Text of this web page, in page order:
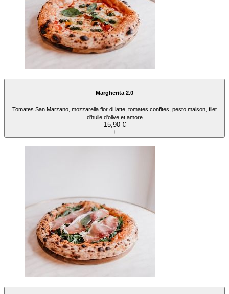
Margherita 2.0
Tomates San Marzano, mozzarella fior di latte, tomates confites, pesto maison, filet
d'huile d'olive et amore
15,90 €
+